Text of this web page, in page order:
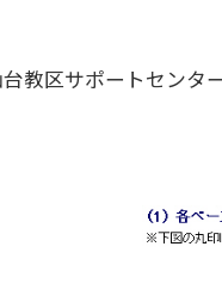
教区サポートセンタ